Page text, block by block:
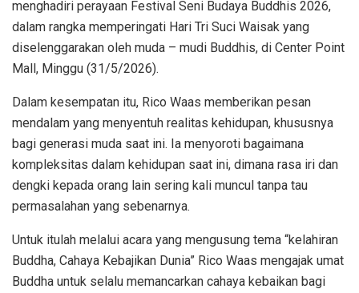
menghadiri perayaan Festival Seni Budaya Buddhis 2026,
dalam rangka memperingati Hari Tri Suci Waisak yang
diselenggarakan oleh muda – mudi Buddhis, di Center Point
Mall, Minggu (31/5/2026).
Dalam kesempatan itu, Rico Waas memberikan pesan
mendalam yang menyentuh realitas kehidupan, khususnya
bagi generasi muda saat ini. Ia menyoroti bagaimana
kompleksitas dalam kehidupan saat ini, dimana rasa iri dan
dengki kepada orang lain sering kali muncul tanpa tau
permasalahan yang sebenarnya.
Untuk itulah melalui acara yang mengusung tema “kelahiran
Buddha, Cahaya Kebajikan Dunia” Rico Waas mengajak umat
Buddha untuk selalu memancarkan cahaya kebaikan bagi